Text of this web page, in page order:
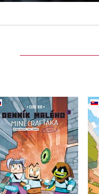
Denník malého
Minecrafťáka: komiks
3
Cube Kid